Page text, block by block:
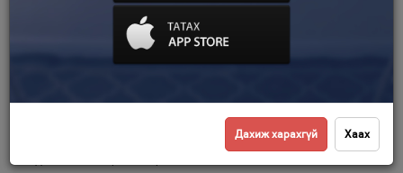
таван намын удирдлагатай
уулзаж, санал солилцлоо
хуралд суудалтай таван намын удирдлагыг хүлээн авч
уулзав. Уулзалтад Монгол Улсын Ерөнхий сайд, Улсын Их Хурлын
Дахиж харахгүй Хаах